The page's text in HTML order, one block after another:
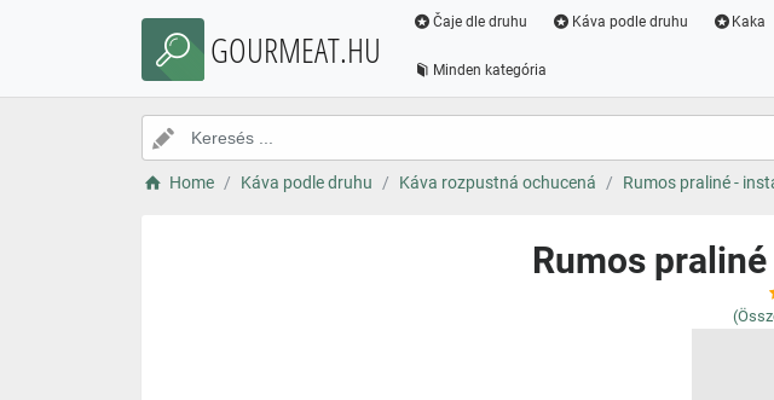
GOURMEAT.HU
Čaje dle druhu Káva podle druhu Kaka
Minden kategória
Home Káva podle druhu Káva rozpustná ochucená Rumos praliné -
Rumos